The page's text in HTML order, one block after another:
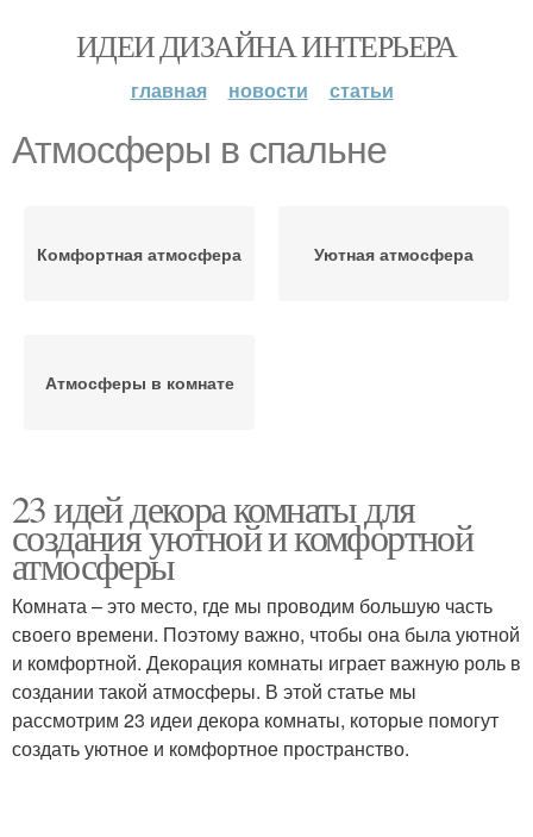
ИДЕИ ДИЗАЙНА ИНТЕРЬЕРА
главная новости статьи
Атмосферы в спальне
Комфортная атмосфера Уютная атмосфера
Атмосферы в комнате
23 идей декора комнаты для
создания уютной и комфортной
атмосферы
Комната – это место, где мы проводим большую часть
своего времени. Поэтому важно, чтобы она была уютной
и комфортной. Декорация комнаты играет важную роль в
создании такой атмосферы. В этой статье мы
рассмотрим 23 идеи декора комнаты, которые помогут
создать уютное и комфортное пространство.